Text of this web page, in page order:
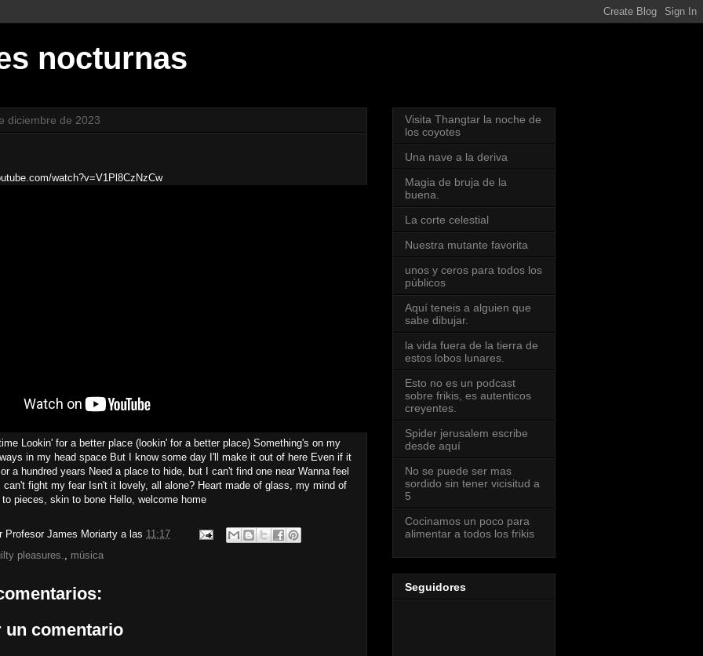
nocturnas
diciembre de 2023
watch?v=V1Pl8CzNzCw
Lookin' for a better place (lookin' for a better place) Something's on my
in my head space But I know some day I'll make it out of here Even if it
a hundred years Need a place to hide, but I can't find one near Wanna feel
can't fight my fear Isn't it lovely, all alone? Heart made of glass, my mind of
pieces, skin to bone Hello, welcome home
Profesor James Moriarty a las 11:17
pleasures., música
un comentario
Visita Thangtar la noche de
los coyotes
Una nave a la deriva
Magia de bruja de la
buena.
La corte celestial
Nuestra mutante favorita
unos y ceros para todos los
públicos
Aquí teneis a alguien que
sabe dibujar.
la vida fuera de la tierra de
estos lobos lunares.
Esto no es un podcast
sobre frikis, es autenticos
creyentes.
Spider jerusalem escribe
desde aquí
No se puede ser mas
sordido sin tener vicisitud a
5
Cocinamos un poco para
alimentar a todos los frikis
Seguidores